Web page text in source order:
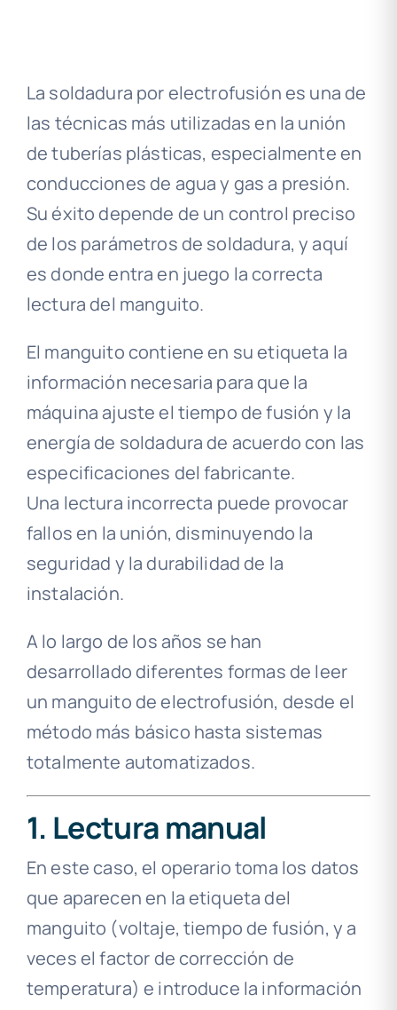
La soldadura por electrofusión es una de
las técnicas más utilizadas en la unión
de tuberías plásticas, especialmente en
conducciones de agua y gas a presión.
Su éxito depende de un control preciso
de los parámetros de soldadura, y aquí
es donde entra en juego la correcta
lectura del manguito.
El manguito contiene en su etiqueta la
información necesaria para que la
máquina ajuste el tiempo de fusión y la
energía de soldadura de acuerdo con las
especificaciones del fabricante.
Una lectura incorrecta puede provocar
fallos en la unión, disminuyendo la
seguridad y la durabilidad de la
instalación.
A lo largo de los años se han
desarrollado diferentes formas de leer
un manguito de electrofusión, desde el
método más básico hasta sistemas
totalmente automatizados.
1. Lectura manual
En este caso, el operario toma los datos
que aparecen en la etiqueta del
manguito (voltaje, tiempo de fusión, y a
veces el factor de corrección de
temperatura) e introduce la información